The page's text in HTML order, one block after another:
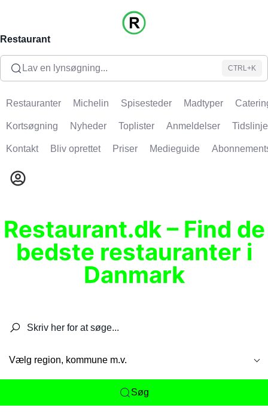
Restaurant
Lav en lynsøgning... CTRL+K
Restauranter Michelin Spisesteder Madtyper
Kortsøgning Nyheder Toplister Anmeldelser Tidslinje
Kontakt Bliv oprettet Priser Medieguide
Restaurant.dk – Find de
bedste restauranter i
Danmark
Vælg region, kommune m.v.
Søg